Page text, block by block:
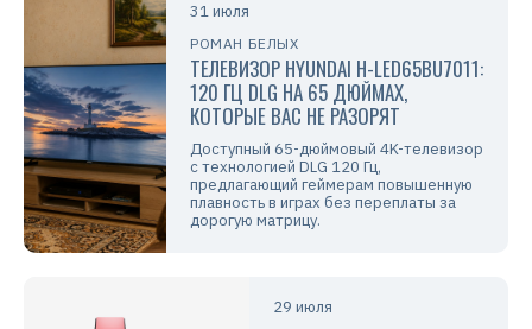
31 июля
РОМАН БЕЛЫХ
ТЕЛЕВИЗОР HYUNDAI H-LED65BU7011:
120 ГЦ DLG НА 65 ДЮЙМАХ,
КОТОРЫЕ ВАС НЕ РАЗОРЯТ
Доступный 65-дюймовый 4K-телевизор
с технологией DLG 120 Гц,
предлагающий геймерам повышенную
плавность в играх без переплаты за
дорогую матрицу.
29 июля